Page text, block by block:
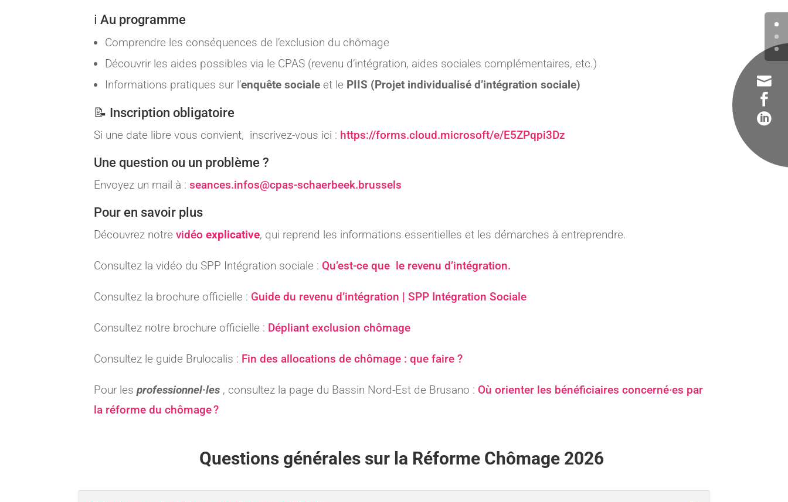
ℹ️ Au programme
Comprendre les conséquences de l’exclusion du chômage
Découvrir les aides possibles via le CPAS (revenu d’intégration, aides sociales complémentaires, etc.)
Informations pratiques sur l’enquête sociale et le PIIS (Projet individualisé d’intégration sociale)
📝 Inscription obligatoire
Si une date libre vous convient, inscrivez-vous ici : https://forms.cloud.microsoft/e/E5ZPqpi3Dz
Une question ou un problème ?
Envoyez un mail à :seances.infos@cpas-schaerbeek.brussels
Pour en savoir plus
Découvrez notrevidéoexplicative, qui reprend les informations essentielles et les démarches à entreprendre.
Consultez la vidéo du SPP Intégration sociale : Qu’est-ce que le revenu d’intégration.
Consultez la brochure officielle : Guide du revenu d’intégration | SPP Intégration Sociale
Consultez notre brochure officielle : Dépliant exclusion chômage
Consultez le guide Brulocalis : Fin des allocations de chômage : que faire ?
Pour lesprofessionnel·les ​, consultez la page du Bassin Nord-Est de Brusano : Où orienter les bénéficiaires concerné·es par
la réforme du chômage ?​
Questions générales sur la Réforme Chômage 2026


